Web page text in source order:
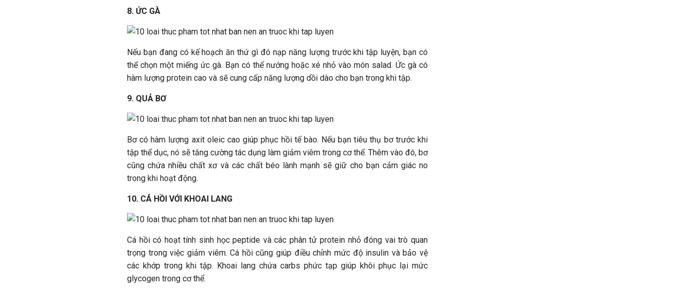
8. ỨC GÀ
Nếu bạn đang có kế hoạch ăn thứ gì đó nạp năng lượng trước khi tập luyện, bạn có
thể chọn một miếng ức gà. Bạn có thể nướng hoặc xé nhỏ vào món salad. Ức gà có
hàm lượng protein cao và sẽ cung cấp năng lượng dồi dào cho bạn trong khi tập.
9. QUẢ BƠ
Bơ có hàm lượng axit oleic cao giúp phục hồi tế bào. Nếu bạn tiêu thụ bơ trước khi
tập thể dục, nó sẽ tăng cường tác dụng làm giảm viêm trong cơ thể. Thêm vào đó, bơ
cũng chứa nhiều chất xơ và các chất béo lành mạnh sẽ giữ cho bạn cảm giác no
trong khi hoạt động.
10. CÁ HỒI VỚI KHOAI LANG
Cá hồi có hoạt tính sinh học peptide và các phân tử protein nhỏ đóng vai trò quan
trọng trong việc giảm viêm. Cá hồi cũng giúp điều chỉnh mức độ insulin và bảo vệ
các khớp trong khi tập. Khoai lang chứa carbs phức tạp giúp khôi phục lại mức
glycogen trong cơ thể.